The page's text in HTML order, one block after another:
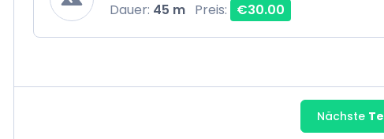
Dauer: 45 m Preis: €30.00
Nächste